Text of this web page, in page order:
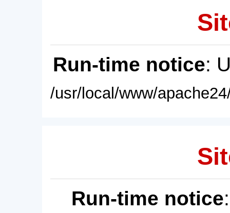
Run-time notice:
/usr/local/www/
Run-time notice